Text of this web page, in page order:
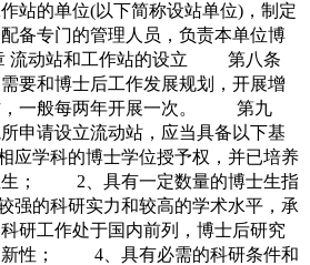
站的单位(以下简称设站单位)，制定
备专门的管理人员，负责本单位博
流动站和工作站的设立 第八条
要和博士后工作发展规划，开展增
，一般每两年开展一次。 第九
申请设立流动站，应当具备以下基
学科的博士学位授予权，并已培养
生； 2、具有一定数量的博士生指
的科研实力和较高的学术水平，承
研工作处于国内前列，博士后研究
新性； 4、具有必需的科研条件和